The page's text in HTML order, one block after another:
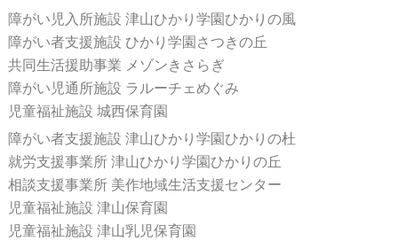
障がい児入所施設 津山ひかり学園ひかりの風
障がい者支援施設 ひかり学園さつきの丘
共同生活援助事業 メゾンきさらぎ
障がい児通所施設 ラルーチェめぐみ
児童福祉施設 城西保育園
障がい者支援施設 津山ひかり学園ひかりの杜
就労支援事業所 津山ひかり学園ひかりの丘
相談支援事業所 美作地域生活支援センター
児童福祉施設 津山保育園
児童福祉施設 津山乳児保育園